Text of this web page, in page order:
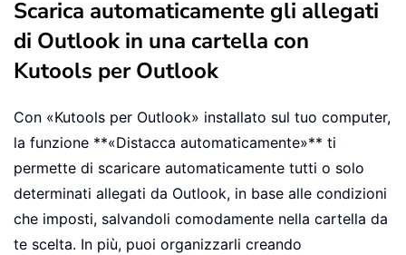
Scarica automaticamente gli allegati
di Outlook in una cartella con
Kutools per Outlook
Con «Kutools per Outlook» installato sul tuo computer,
la funzione **«Distacca automaticamente»** ti
permette di scaricare automaticamente tutti o solo
determinati allegati da Outlook, in base alle condizioni
che imposti, salvandoli comodamente nella cartella da
te scelta. In più, puoi organizzarli creando